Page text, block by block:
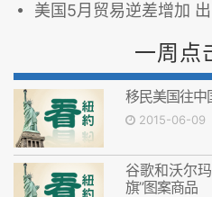
美国5月贸易逆差增加
一周点
移民美国往中
2015-06-09
谷歌和沃尔
旗”图案商品